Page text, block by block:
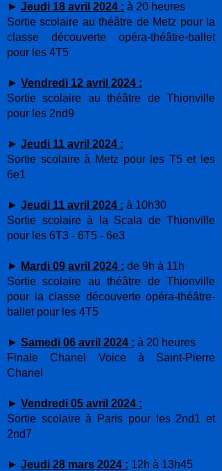
► Jeudi 18 avril 2024 : à 20 heures
Sortie scolaire au théâtre de Metz pour la
classe découverte opéra-théâtre-ballet
pour les 4T5
► Vendredi 12 avril 2024 :
Sortie scolaire au théâtre de Thionville
pour les 2nd9
► Jeudi 11 avril 2024 :
Sortie scolaire à Metz pour les T5 et les
6e1
► Jeudi 11 avril 2024 : à 10h30
Sortie scolaire à la Scala de Thionville
pour les 6T3 - 6T5 - 6e3
► Mardi 09 avril 2024 : de 9h à 11h
Sortie scolaire au théâtre de Thionville
pour la classe découverte opéra-théâtre-
ballet pour les 4T5
► Samedi 06 avril 2024 : à 20 heures
Finale Chanel Voice à Saint-Pierre
Chanel
► Vendredi 05 avril 2024 :
Sortie scolaire à Paris pour les 2nd1 et
2nd7
► Jeudi 28 mars 2024 : 12h à 13h45